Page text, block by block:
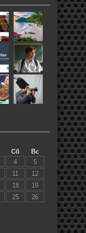
Сб
Вс
4
5
11
12
18
19
25
26